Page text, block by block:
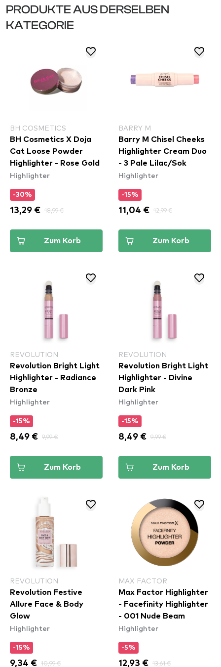
PRODUKTE AUS DERSELBEN
KATEGORIE
BH COSMETICS
BH Cosmetics X Doja
Cat Loose Powder
Highlighter - Rose Gold
Highlighter
-30%
13,29 € 18,99 €
Zum Korb
BARRY M
Barry M Chisel Cheeks
Highlighter Cream Duo
- 3 Pale Lilac/Sok
Highlighter
-15%
11,04 € 12,99 €
Zum Korb
REVOLUTION
Revolution Bright Light
Highlighter - Radiance
Bronze
Highlighter
-15%
8,49 € 9,99 €
Zum Korb
REVOLUTION
Revolution Bright Light
Highlighter - Divine
Dark Pink
Highlighter
-15%
8,49 € 9,99 €
Zum Korb
REVOLUTION
Revolution Festive
Allure Face & Body
Glow
Highlighter
-15%
9,34 € 10,99 €
MAX FACTOR
Max Factor Highlighter
- Facefinity Highlighter
- 001 Nude Beam
Highlighter
-5%
12,93 € 13,61 €